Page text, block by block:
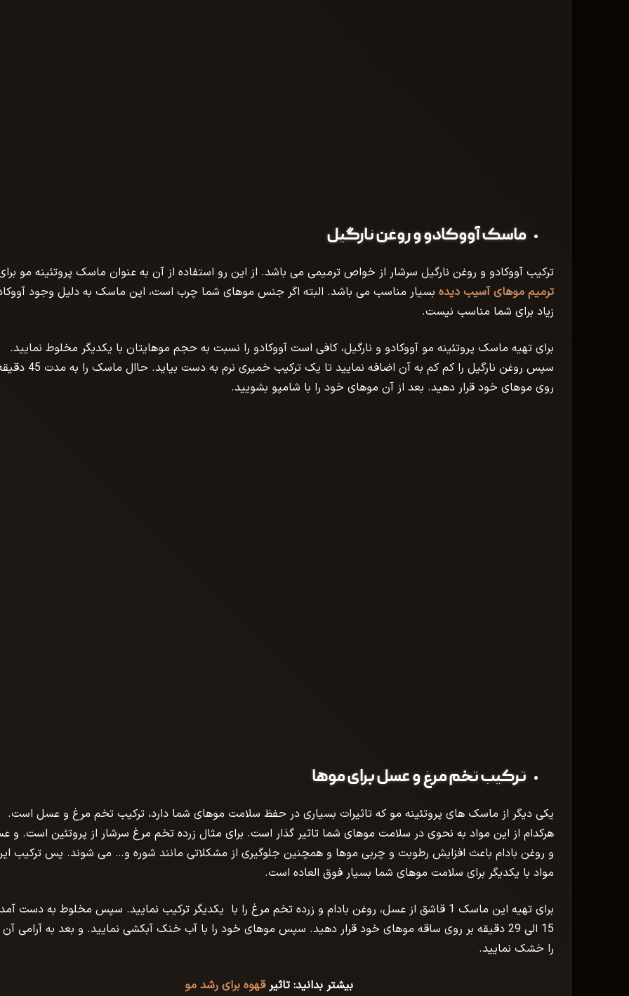
ماسک آووکادو و روغن نارگیل
ترکیب آووکادو و روغن نارگیل سرشار از خواص ترمیمی می باشد. از این رو استفاده از آن به عنوان ماسک پروتئینه مو
ترمیم موهای آسیب دیده بسیار مناسب می باشد. البته اگر جنس موهای شما چرب است، این ماسک به دلیل وجود
زیاد برای شما مناسب نیست.
برای تهیه ماسک پروتئینه مو آووکادو و نارگیل، کافی است آووکادو را نسبت به حجم موهایتان با یکدیگر مخلوط نمایید.
سپس روغن نارگیل را کم کم به آن اضافه نمایید تا یک ترکیب خمیری نرم به دست بیاید. حاال
روی موهای خود قرار دهید. بعد از آن موهای خود را با شامپو بشویید.
ترکیب تخم مرغ و عسل برای موها
یکی دیگر از ماسک های پروتئینه مو که تاثیرات بسیاری در حفظ سلامت موهای شما دارد، ترکیب تخم مرغ و عسل است.
هرکدام از این مواد به نحوی در سلامت موهای شما تاثیر گذار است. برای مثال زرده تخم مرغ سرشار از پروتئین است. و
و روغن بادام باعث افزایش رطوبت و چربی موها و همچنین جلوگیری از مشکلاتی مانند شوره و… می شوند. پس ترکیب
مواد با یکدیگر برای سلامت موهای شما بسیار فوق العاده است.
برای تهیه این ماسک 1 قاشق از عسل، روغن بادام و زرده تخم مرغ را با یکدیگر ترکیب نمایید. سپس مخلوط به دست
15 الی 29 دقیقه بر روی ساقه موهای خود قرار دهید. سپس موهای خود را با آب خنک آبکشی نمایید. و بعد به آرامی
را خشک نمایید.
بیشتر بدانید: تاثیرقهوه برای رشد مو